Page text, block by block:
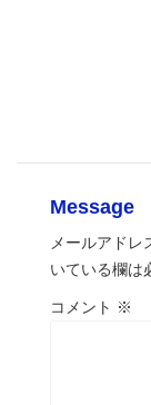
Message
メールアドレ
いている欄は
コメント ※